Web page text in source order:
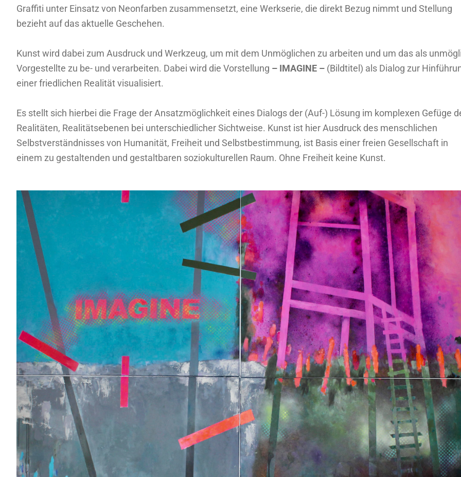
Graffiti unter Einsatz von Neonfarben zusammensetzt, eine Werkserie, die direkt Bezug nimmt und Stellung
bezieht auf das aktuelle Geschehen.
Kunst wird dabei zum Ausdruck und Werkzeug, um mit dem Unmöglichen zu arbeiten und um das als
Vorgestellte zu be- und verarbeiten. Dabei wird die Vorstellung – IMAGINE – (Bildtitel) als Dialog zur
einer friedlichen Realität visualisiert.
Es stellt sich hierbei die Frage der Ansatzmöglichkeit eines Dialogs der (Auf-) Lösung im komplexen Gefüge
Realitäten, Realitätsebenen bei unterschiedlicher Sichtweise. Kunst ist hier Ausdruck des menschlichen
Selbstverständnisses von Humanität, Freiheit und Selbstbestimmung, ist Basis einer freien Gesellschaft in
einem zu gestaltenden und gestaltbaren soziokulturellen Raum. Ohne Freiheit keine Kunst.